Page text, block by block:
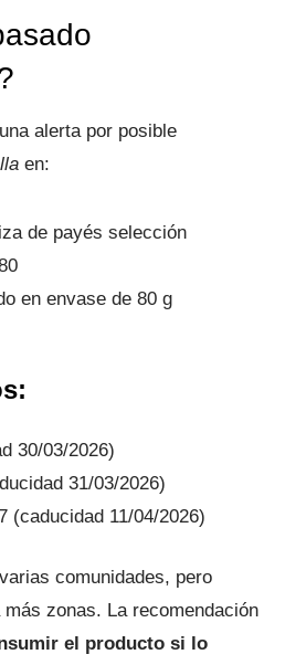
alerta por posible
en:
de payés selección
en envase de 80 g
30/03/2026)
31/03/2026)
(caducidad 11/04/2026)
comunidades, pero
zonas. La recomendación
el producto si lo